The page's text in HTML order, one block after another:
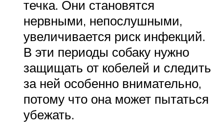
течка. Они становятся
нервными, непослушными,
увеличивается риск инфекций.
В эти периоды собаку нужно
защищать от кобелей и следить
за ней особенно внимательно,
потому что она может пытаться
убежать.